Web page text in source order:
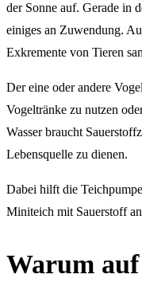
der Sonne auf. Gerade in
einiges an Zuwendung.
Exkremente von Tieren
Der eine oder andere
Vogeltränke zu nutzen
Wasser braucht
Lebensquelle zu dienen.
Dabei hilft die
Miniteich mit Sauerstoff
Warum